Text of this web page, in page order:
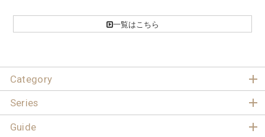
一覧はこちら
Category
Series
Guide